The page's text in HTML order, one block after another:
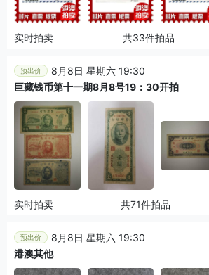
实时拍卖 共33件拍品
预出价
8月8日 星期六 19:30
巨藏钱币第十一期8月8号19：30开拍
实时拍卖 共71件拍品
预出价
8月8日 星期六 19:30
港澳其他